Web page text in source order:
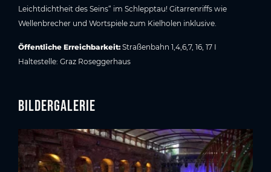
Leichtdichtheit des Seins“ im Schlepptau! Gitarrenriffs wie
Wellenbrecher und Wortspiele zum Kielholen inklusive.
Öffentliche Erreichbarkeit: Straßenbahn 1,4,6,7, 16, 17 I
Haltestelle: Graz Roseggerhaus
Bildergalerie